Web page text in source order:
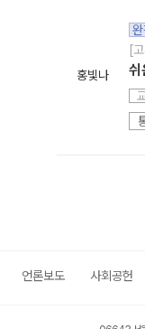
홍빛나
[
쉬
언론보도 사회공헌